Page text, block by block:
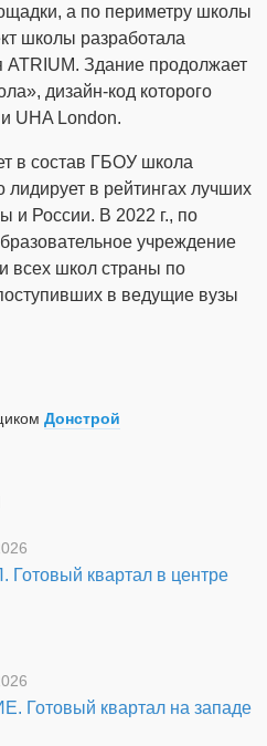
а по периметру школы
школы разработала
ATRIUM. Здание продолжает
дизайн-код которого
UHA London.
в состав ГБОУ школа
в рейтингах лучших
и России. В 2022 г., по
учреждение
всех школ страны по
в ведущие вузы
Донстрой
квартал в центре
Готовый квартал на западе